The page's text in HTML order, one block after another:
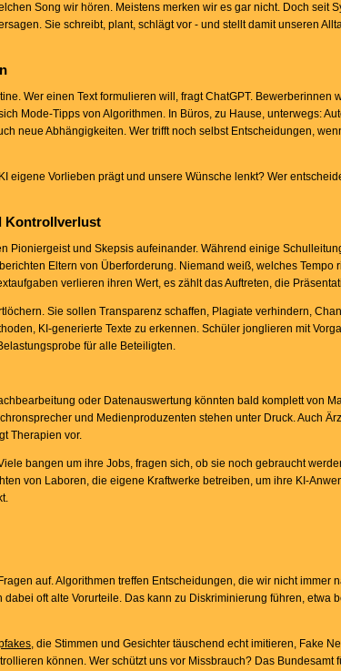
Song wir hören. Meistens merken wir es gar nicht. Doch seit
Sie schreibt, plant, schlägt vor - und stellt damit unseren
Wer einen Text formulieren will, fragt ChatGPT. Bewerberinnen
Mode-Tipps von Algorithmen. In Büros, zu Hause, unterwegs:
neue Abhängigkeiten. Wer trifft noch selbst Entscheidungen,
eigene Vorlieben prägt und unsere Wünsche lenkt? Wer
Kontrollverlust
Pioniergeist und Skepsis aufeinander. Während einige
Eltern von Überforderung. Niemand weiß, welches Tempo
verlieren ihren Wert, es zählt das Auftreten, die
Sie sollen Transparenz schaffen, Plagiate verhindern,
KI-generierte Texte zu erkennen. Schüler jonglieren mit
für alle Beteiligten.
oder Datenauswertung könnten bald komplett von
und Medienproduzenten stehen unter Druck. Auch
Therapien vor.
bangen um ihre Jobs, fragen sich, ob sie noch gebraucht
von Laboren, die eigene Kraftwerke betreiben, um ihre KI-
auf. Algorithmen treffen Entscheidungen, die wir nicht immer
oft alte Vorurteile. Das kann zu Diskriminierung führen, etwa
, die Stimmen und Gesichter täuschend echt imitieren, Fake
können. Wer schützt uns vor Missbrauch? Das Bundesamt